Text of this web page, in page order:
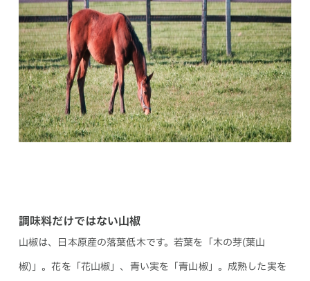
調味料だけではない山椒
山椒は、日本原産の落葉低木です。若葉を「木の芽(葉山
椒)」。花を「花山椒」、青い実を「青山椒」。成熟した実を